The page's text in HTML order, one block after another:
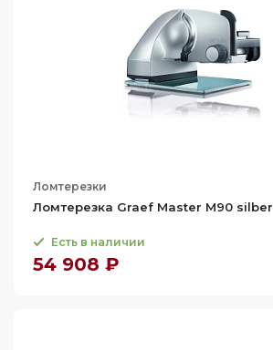
Ломтерезки
Ломтерезка Graef Master M90 silber
Есть в наличии
54 908 ₽